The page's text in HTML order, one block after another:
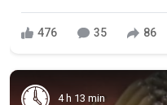
476 35 86
4 h 13 min